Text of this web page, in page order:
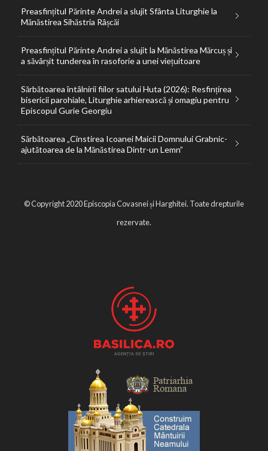
Preasfințitul Părinte Andrei a slujit Sfânta Liturghie la
Mănăstirea Sihăstria Râșcăi
Preasfințitul Părinte Andrei a slujit la Mănăstirea Mărcuș și
a săvârșit tunderea în rasoforie a unei viețuitoare
Sărbătoarea întâlnirii fiilor satului Huta (2026): Resfințirea
bisericii parohiale, Liturghie arhierească și omagiu pentru
Episcopul Gurie Georgiu
Sărbătoarea „Cinstirea Icoanei Maicii Domnului Grabnic-
ajutătoarea de la Mănăstirea Dintr-un Lemn”
© Copyright 2020 Episcopia Covasnei și Harghitei. Toate drepturile
rezervate.